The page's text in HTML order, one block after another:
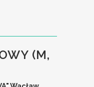
(M,